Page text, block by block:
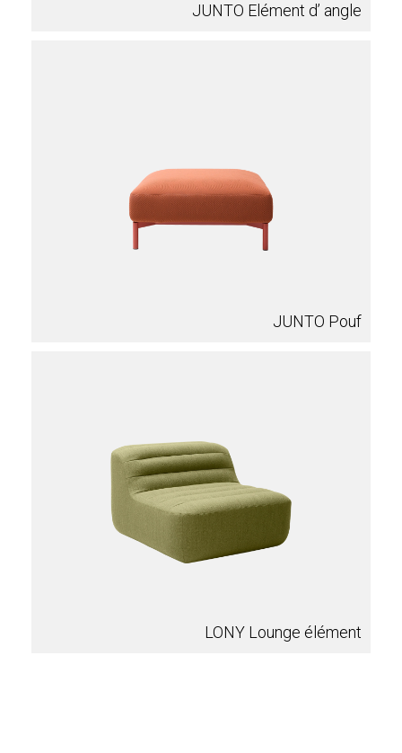
JUNTO Elément d’ angle
JUNTO Pouf
LONY Lounge élément